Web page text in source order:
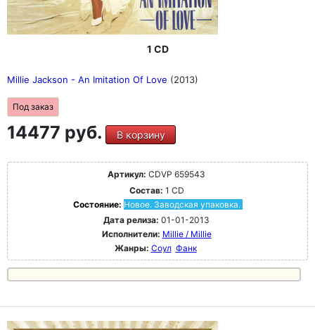
1 CD
Millie Jackson - An Imitation Of Love (2013)
Под заказ
14477 руб. В корзину
Артикул: CDVP 659543
Состав: 1 CD
Состояние: Новое. Заводская упаковка.
Дата релиза: 01-01-2013
Исполнители: Millie / Millie
Жанры: Соул Фанк